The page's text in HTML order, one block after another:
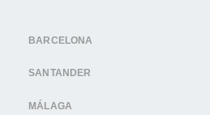
BARCELONA
SANTANDER
MÁLAGA